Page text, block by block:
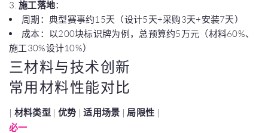
3. 施工落地：
周期：典型赛事约15天（设计5天+采购3天+安装7天）
成本：以200块标识牌为例，总预算约5万元（材料60%、
施工30%设计10%）
三材料与技术创新
常用材料性能对比
| 材料类型| 优势 |适用场景 |局限性 |
必一